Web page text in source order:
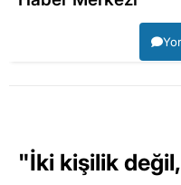
"İki kişilik